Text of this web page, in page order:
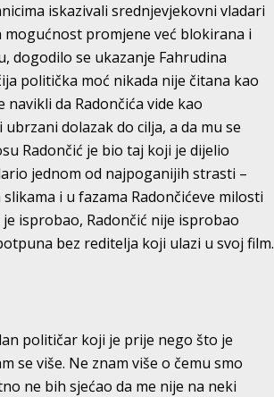
iskazivali srednjevjekovni vladari
mogućnost promjene već blokirana i
dogodilo se ukazanje Fahrudina
politička moć nikada nije čitana kao
da Radončića vide kao
dolazak do cilja, a da mu se
Radončić je bio taj koji je dijelio
jednom od najpoganijih strasti –
i u fazama Radončićeve milosti
isprobao, Radončić nije isprobao
bez reditelja koji ulazi u svoj film.
političar koji je prije nego što je
se više. Ne znam više o čemu smo
ne bih sjećao da me nije na neki